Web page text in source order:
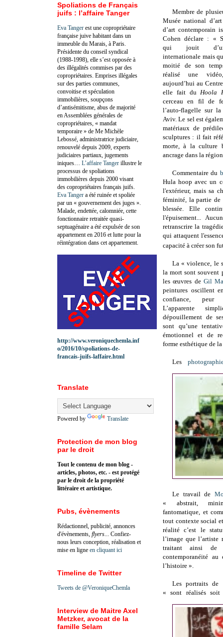
Membre de
Musée national
d’art contemporain
Cohen déclare : «
qui jouit
internationale mais
moitié de son
réalisé une
aujourd’hui au
elle fait du Hoola
cerceau en fil de
l’auto-flagelle sur
Aviv. Le sel est
matériaux de
sculptures : il fait
morte, à la culture
ancrage dans la
Commentaire du
Hula hoop avec un
l'extérieur, mais sa
féminité, la partie de
blessée. Elle
l'épuisement...
retranscrire la
qui attaquent
capacité à créer son
La « violence, le
la mort sont souvent
les œuvres de Gil
peintures oscillent
confiance, peur
L’apparente
dépouillement de
sont qu’une
émotionnel et de
forme esthétique de
Les
Le travail de
« abstrait,
fantomatique, et
tout contexte social
réalité c’est le
l’image que l’artiste
traitant ainsi de
contemporanéité
l’histoire ».
Les portraits de
« sont réalisés soit
Spoliations de Français
juifs : l’affaire Tanger
Eva Tanger est une copropriétaire
française juive habitant dans un
immeuble du Marais, à Paris.
Présidente du conseil syndical
(1988-1998), elle s’est opposée à
des illégalités commises par des
copropriétaires. Emprises illégales
sur des parties communes,
convoitise et spéculation
immobilières, soupçons
d’antisémitisme, abus de majorité
en Assemblées générales de
copropriétaires, « mandat
temporaire » de Me Michèle
Lebossé, administratrice judiciaire,
renouvelé depuis 2009, experts
judiciaires partiaux, jugements
iniques… L’affaire Tanger illustre le
processus de spoliations
immobilières depuis 2000 visant
des copropriétaires français juifs.
Eva Tanger a été ruinée et spoliée
par un « gouvernement des juges ».
Malade, endettée, calomniée, cette
fonctionnaire retraitée quasi-
septuagénaire a été expulsée de son
appartement en 2016 et lutte pour la
réintégration dans cet appartement.
http://www.veroniquechemla.inf
o/2016/10/spoliations-de-
francais-juifs-laffaire.html
Translate
Powered by Translate
Protection de mon blog
par le droit
Tout le contenu de mon blog -
articles, photos, etc. - est protégé
par le droit de la propriété
littéraire et artistique.
Pubs, évènements
Rédactionnel, publicité, annonces
d'évènements, flyers ... Confiez-
nous leurs conception, réalisation et
mise en ligne en cliquant ici
Timeline de Twitter
Tweets de @VeroniqueChemla
Interview de Maitre Axel
Metzker, avocat de la
famille Selam